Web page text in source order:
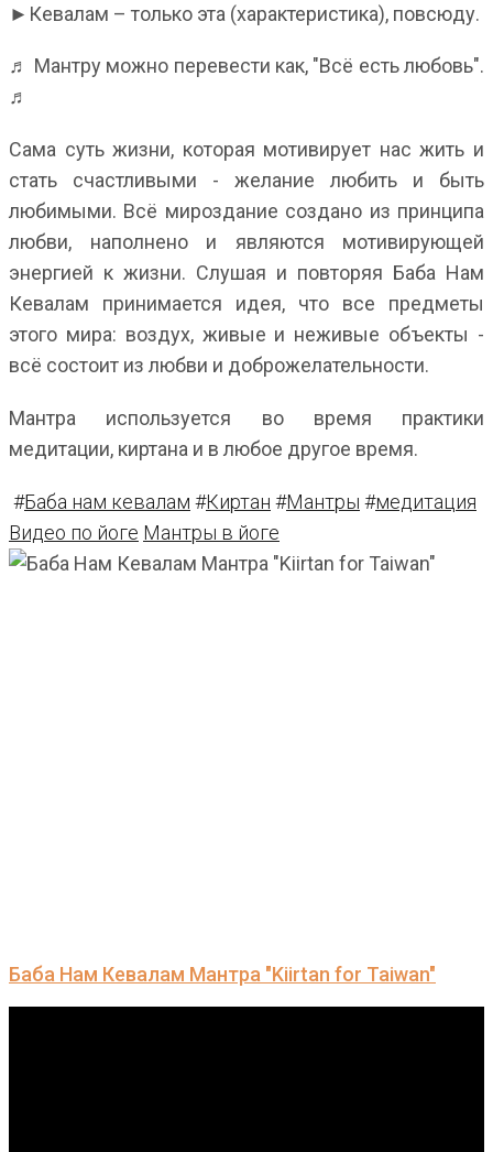
►Кевалам – только эта (характеристика), повсюду.
♬ Мантру можно перевести как, "Всё есть любовь".
♬
Сама суть жизни, которая мотивирует нас жить и
стать счастливыми - желание любить и быть
любимыми. Всё мироздание создано из принципа
любви, наполнено и являются мотивирующей
энергией к жизни. Слушая и повторяя Баба Нам
Кевалам принимается идея, что все предметы
этого мира: воздух, живые и неживые объекты -
всё состоит из любви и доброжелательности.
Мантра используется во время практики
медитации, киртана и в любое другое время.
#Баба нам кевалам #Киртан #Мантры #медитация
Видео по йоге Мантры в йоге
Баба Нам Кевалам Мантра "Kiirtan for Taiwan"